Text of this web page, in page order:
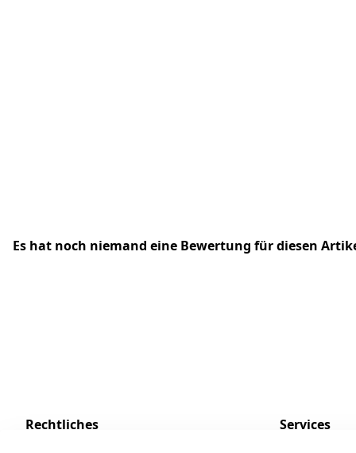
Es hat noch niemand eine Bewertung für diesen
Rechtliches Services